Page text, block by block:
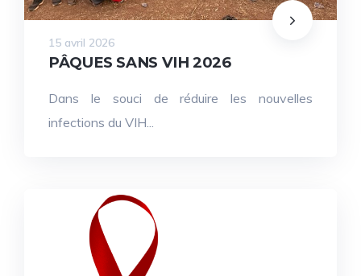
15 avril 2026
PÂQUES SANS VIH 2026
Dans le souci de réduire les nouvelles
infections du VIH...